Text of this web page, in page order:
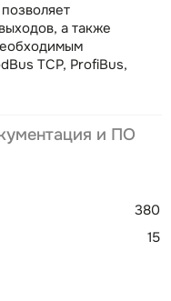
а также
TCP, ProfiBus,
и ПО
380
15